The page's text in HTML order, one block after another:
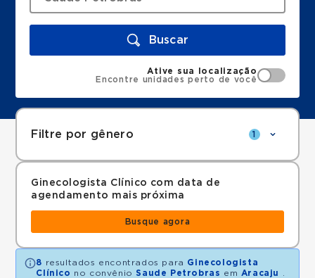
Buscar
Ative sua localização
Encontre unidades perto de você
Filtre por gênero 1
Ginecologista Clínico com data de
agendamento mais próxima
Busque agora
8 resultados encontrados para Ginecologista
Clínico no convênio Saude Petrobras em Aracaju